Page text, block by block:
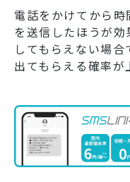
電話をかけてから
を送信したほうが
してもらえない場
出てもらえる確率が